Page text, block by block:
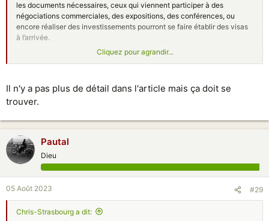
les documents nécessaires, ceux qui viennent participer à des
négociations commerciales, des expositions, des conférences, ou
encore réaliser des investissements pourront se faire établir des visas
à l’arrivée.
Jusqu’à présent, ils devaient impérativement demander un visa dans
Cliquez pour agrandir...
Il n'y a pas plus de détail dans l'article mais ça doit se
trouver.
Pautal
Dieu
05 Août 2023 #29
Chris-Strasbourg a dit: